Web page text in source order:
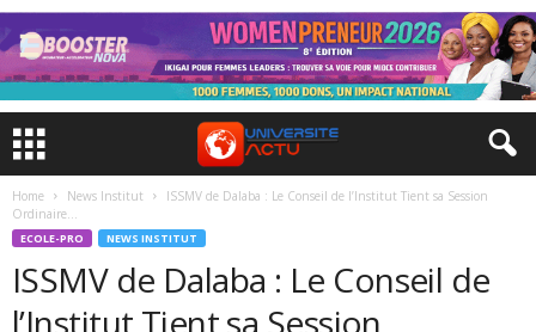
Home News Institut
ISSMV de Dalaba : Le Conseil de l’Institut Tient sa Session
Ordinaire...
ECOLE-PRO NEWS INSTITUT
ISSMV de Dalaba : Le Conseil de
l’Institut Tient sa Session